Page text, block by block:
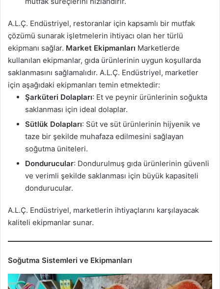
A.L.Ç. Endüstriyel, restoranlar için kapsamlı bir mutfak
çözümü sunarak işletmelerin ihtiyacı olan her türlü
ekipmanı sağlar. Market Ekipmanları Marketlerde
kullanılan ekipmanlar, gıda ürünlerinin uygun koşullarda
saklanmasını sağlamalıdır. A.L.Ç. Endüstriyel, marketler
için aşağıdaki ekipmanları temin etmektedir:
Şarküteri Dolapları: Et ve peynir ürünlerinin soğukta
saklanması için ideal dolaplar.
Sütlük Dolapları: Süt ve süt ürünlerinin hijyenik ve
taze bir şekilde muhafaza edilmesini sağlayan
soğutma üniteleri.
Dondurucular: Dondurulmuş gıda ürünlerinin güvenli
ve verimli şekilde saklanması için büyük kapasiteli
dondurucular.
A.L.Ç. Endüstriyel, marketlerin ihtiyaçlarını karşılayacak
kaliteli ekipmanlar sunar.
Soğutma Sistemleri ve Ekipmanları